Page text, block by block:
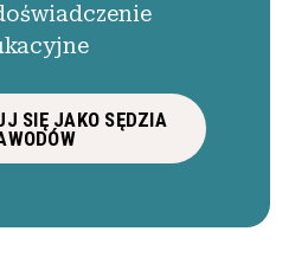
SIĘ JAKO SĘDZIA